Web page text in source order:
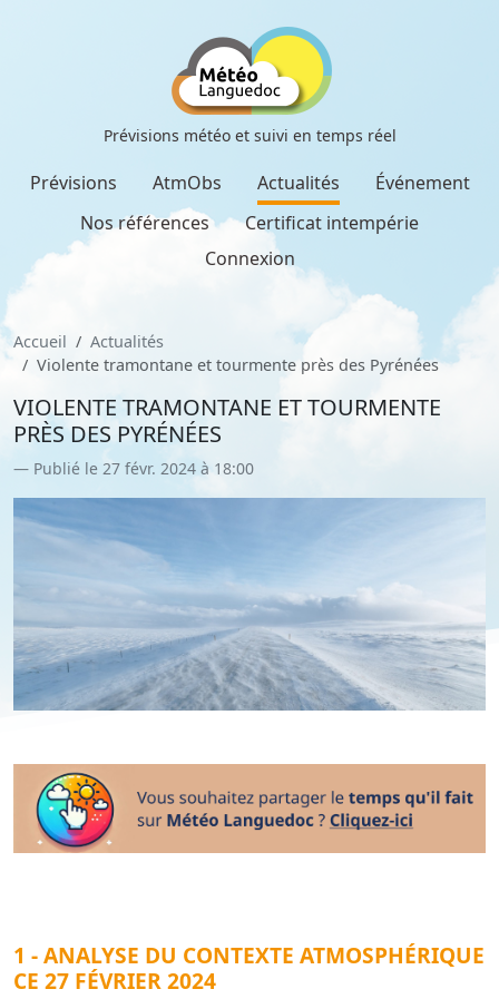
Prévisions météo et suivi en temps réel
Prévisions AtmObs Actualités
Événement
Nos références
Certificat intempérie
Connexion
Accueil
Actualités
Violente tramontane et tourmente près des Pyrénées
VIOLENTE TRAMONTANE ET TOURMENTE
PRÈS DES PYRÉNÉES
Publié le 27 févr. 2024 à 18:00
1 - ANALYSE DU CONTEXTE ATMOSPHÉRIQUE
CE 27 FÉVRIER 2024